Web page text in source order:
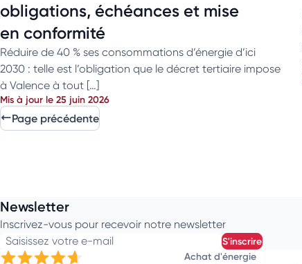
obligations, échéances et mise
en conformité
Réduire de 40 % ses consommations d’énergie d’ici
2030 : telle est l’obligation que le décret tertiaire impose
à Valence à tout […]
Mis à jour le 25 juin 2026
Page précédente
Newsletter
Inscrivez-vous pour recevoir notre newsletter
Saisissez votre e-mail
s'inscrire
Achat d'énergie